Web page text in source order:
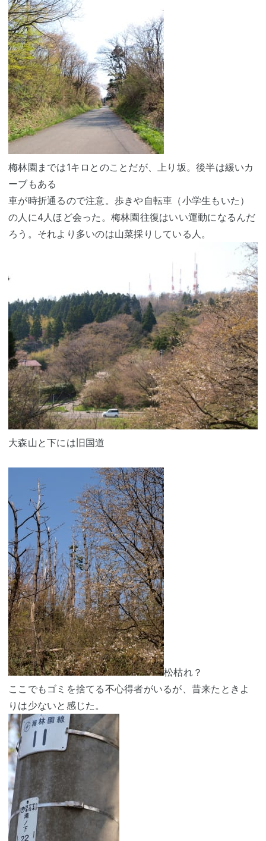
梅林園までは1キロとのことだが、上り坂。後半は緩いカ
ーブもある
車が時折通るので注意。歩きや自転車（小学生もいた）
の人に4人ほど会った。梅林園往復はいい運動になるんだ
ろう。それより多いのは山菜採りしている人。
大森山と下には旧国道
松枯れ？
ここでもゴミを捨てる不心得者がいるが、昔来たときよ
りは少ないと感じた。